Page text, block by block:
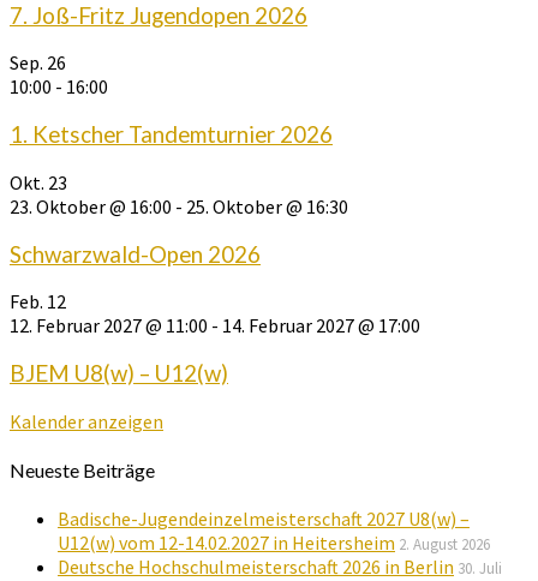
7. Joß-Fritz Jugendopen 2026
Sep. 26
10:00 - 16:00
1. Ketscher Tandemturnier 2026
Okt. 23
23. Oktober @ 16:00 - 25. Oktober @ 16:30
Schwarzwald-Open 2026
Feb. 12
12. Februar 2027 @ 11:00 - 14. Februar 2027 @ 17:00
BJEM U8(w) – U12(w)
Kalender anzeigen
Neueste Beiträge
Badische-Jugendeinzelmeisterschaft 2027 U8(w) –
U12(w) vom 12-14.02.2027 in Heitersheim 2. August 2026
Deutsche Hochschulmeisterschaft 2026 in Berlin 30. Juli